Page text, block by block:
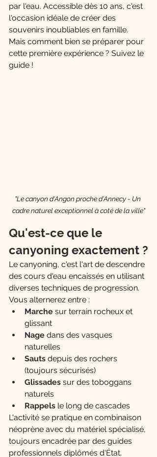
par l'eau. Accessible dès 10 ans, c'est
l'occasion idéale de créer des
souvenirs inoubliables en famille.
Mais comment bien se préparer pour
cette première expérience ? Suivez le
guide !
"Le canyon d'Angon proche d'Annecy - Un
cadre naturel exceptionnel à coté de la ville"
Qu'est-ce que le
canyoning exactement ?
Le canyoning, c'est l'art de descendre
des cours d'eau encaissés en utilisant
diverses techniques de progression.
Vous alternerez entre :
Marche sur terrain rocheux et
glissant
Nage dans des vasques
naturelles
Sauts depuis des rochers
(toujours sécurisés)
Glissades sur des toboggans
naturels
Rappels le long de cascades
L'activité se pratique en combinaison
néoprène avec du matériel spécialisé,
toujours encadrée par des guides
professionnels diplômés d'État.